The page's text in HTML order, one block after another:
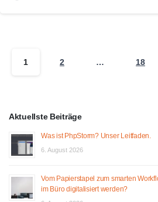
1 2 … 18
Aktuellste Beiträge
Was ist PhpStorm? Unser Leitfaden.
6. August 2026
Vom Papierstapel zum smarten
im Büro digitalisiert werden?